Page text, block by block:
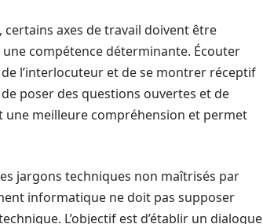
axes de travail doivent être
compétence déterminante. Écouter
l’interlocuteur et de se montrer réceptif
poser des questions ouvertes et de
meilleure compréhension et permet
jargons techniques non maîtrisés par
informatique ne doit pas supposer
L’objectif est d’établir un dialogue